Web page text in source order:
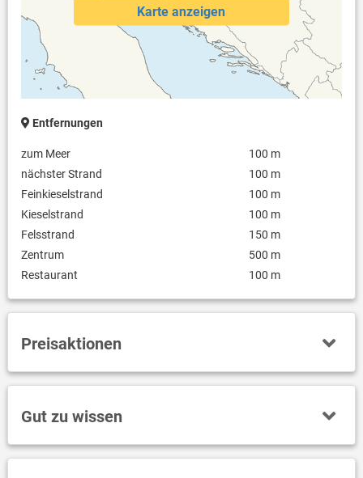
Karte anzeigen
Entfernungen
zum Meer
100 m
nächster Strand
100 m
Feinkieselstrand
100 m
Kieselstrand
100 m
Felsstrand
150 m
Zentrum
500 m
Restaurant
100 m
Preisaktionen
Gut zu wissen